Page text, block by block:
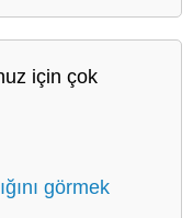
için çok
görmek